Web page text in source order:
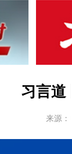
习言道
来源：